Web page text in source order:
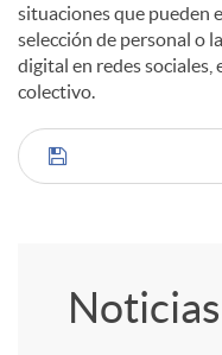
situaciones que pueden
selección de personal o
digital en redes sociales,
colectivo.
C